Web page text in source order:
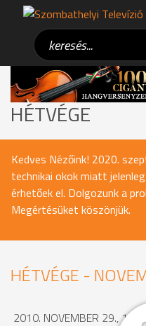
HÉTVÉGE
Kedves Nézőink! 2020.
technikai okok miatt
érhetőek el. Dolgozunk a
Megértésüket köszönjük.
HÉTVÉGE -
2010. NOVEMBER 29., 10:42